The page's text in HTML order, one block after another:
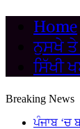
Home
ਨੁਸਖੇ ਤੇ
ਸਿੱਖੀ
Breaking News
ਪੰਜਾਬ ‘ਚ